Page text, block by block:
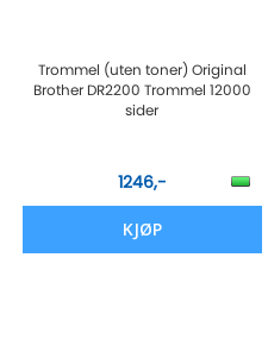
Trommel (uten toner) Original
Brother DR2200 Trommel 12000
sider
1246,-
KJØP